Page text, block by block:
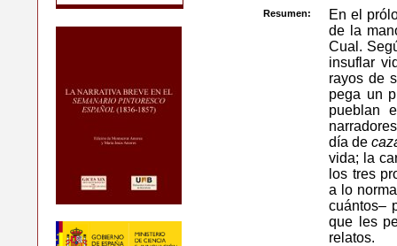
Resumen:
En el
de la
Cual.
insuflar
rayos de
pega un
pueblan
día de
vida; la
los tres
a lo
cuántos–
que les
relatos.